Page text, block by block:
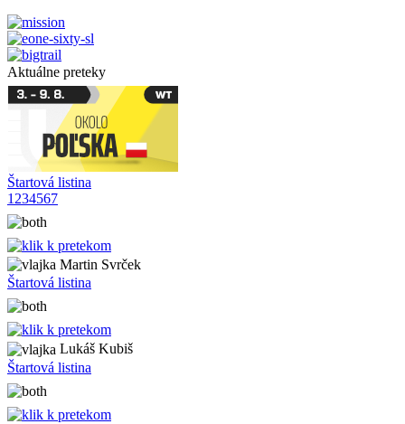
Aktuálne preteky
Štartová listina
1 234567
Martin Svrček
Štartová listina
Lukáš Kubiš
Štartová listina